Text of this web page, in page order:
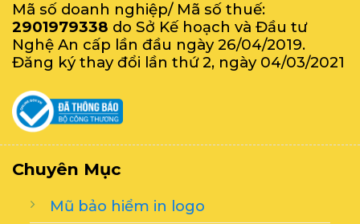
Mã số doanh nghiệp/ Mã số thuế:
2901979338 do Sở Kế hoạch và Đầu tư
Nghệ An cấp lần đầu ngày 26/04/2019.
Đăng ký thay đổi lần thứ 2, ngày 04/03/2021
Chuyên Mục
Mũ bảo hiểm in logo